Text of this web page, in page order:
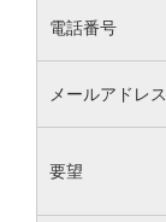
電話番号
メールアドレス
要望